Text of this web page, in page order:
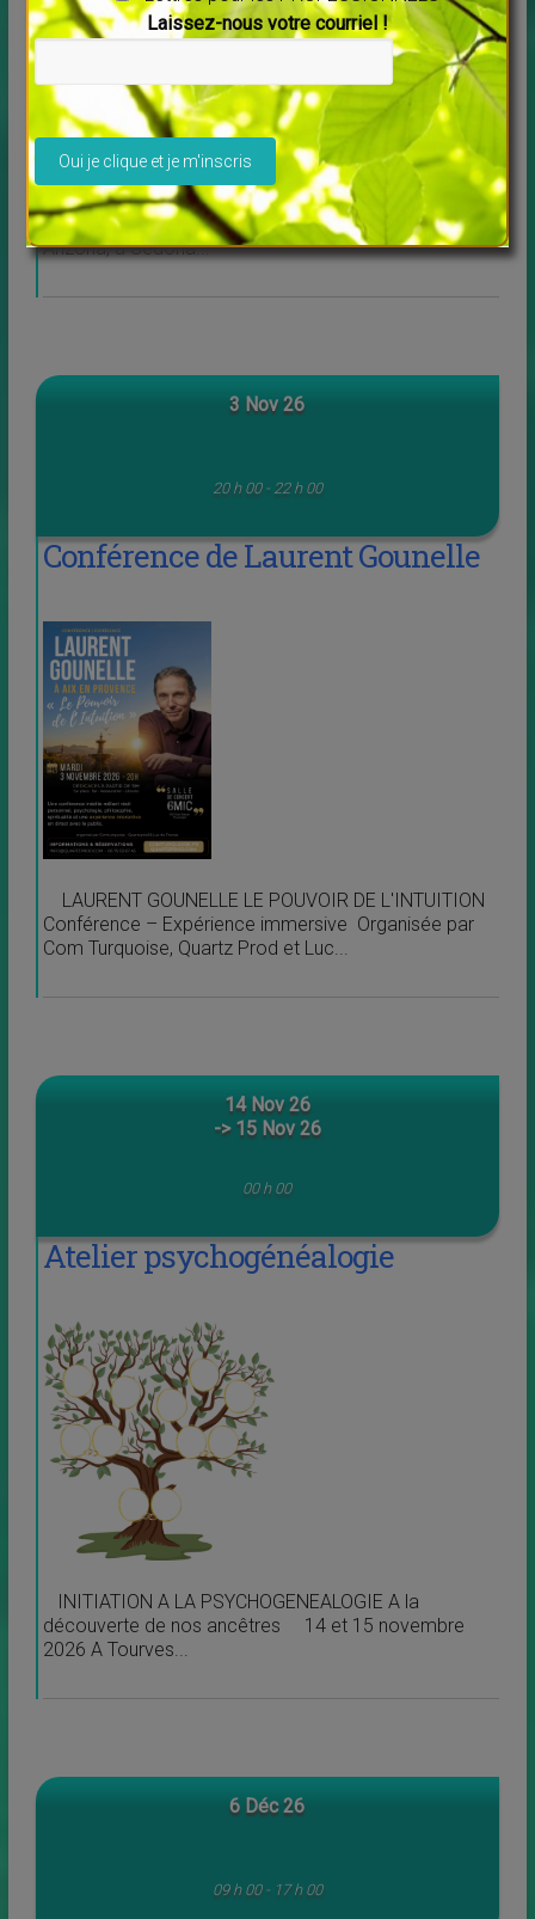
Lise Côté nous invite en Arizona — octobre 2026
Chers amis, En octobre prochain, nous partons en
Arizona, à Sedona...
3 Nov 26
20 h 00 - 22 h 00
Conférence de Laurent Gounelle
LAURENT GOUNELLE LE POUVOIR DE L'INTUITION
Conférence – Expérience immersive Organisée par
Com Turquoise, Quartz Prod et Luc...
14 Nov 26
-> 15 Nov 26
00 h 00
Atelier psychogénéalogie
INITIATION A LA PSYCHOGENEALOGIE A la
découverte de nos ancêtres 14 et 15 novembre
2026 A Tourves...
6 Déc 26
09 h 00 - 17 h 00
Laissez-nous votre courriel !
Veuillez laisser ce champ vide.